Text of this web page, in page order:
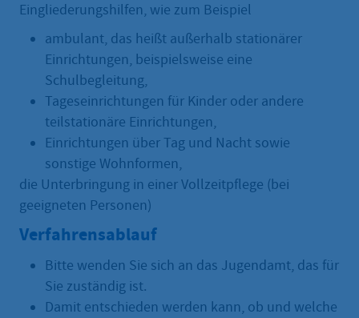
Eingliederungshilfen, wie zum Beispiel
ambulant, das heißt außerhalb stationärer
Einrichtungen, beispielsweise eine
Schulbegleitung,
Tageseinrichtungen für Kinder oder andere
teilstationäre Einrichtungen,
Einrichtungen über Tag und Nacht sowie
sonstige Wohnformen,
die Unterbringung in einer Vollzeitpflege (bei
geeigneten Personen)
Verfahrensablauf
Bitte wenden Sie sich an das Jugendamt, das für
Sie zuständig ist.
Damit entschieden werden kann, ob und welche